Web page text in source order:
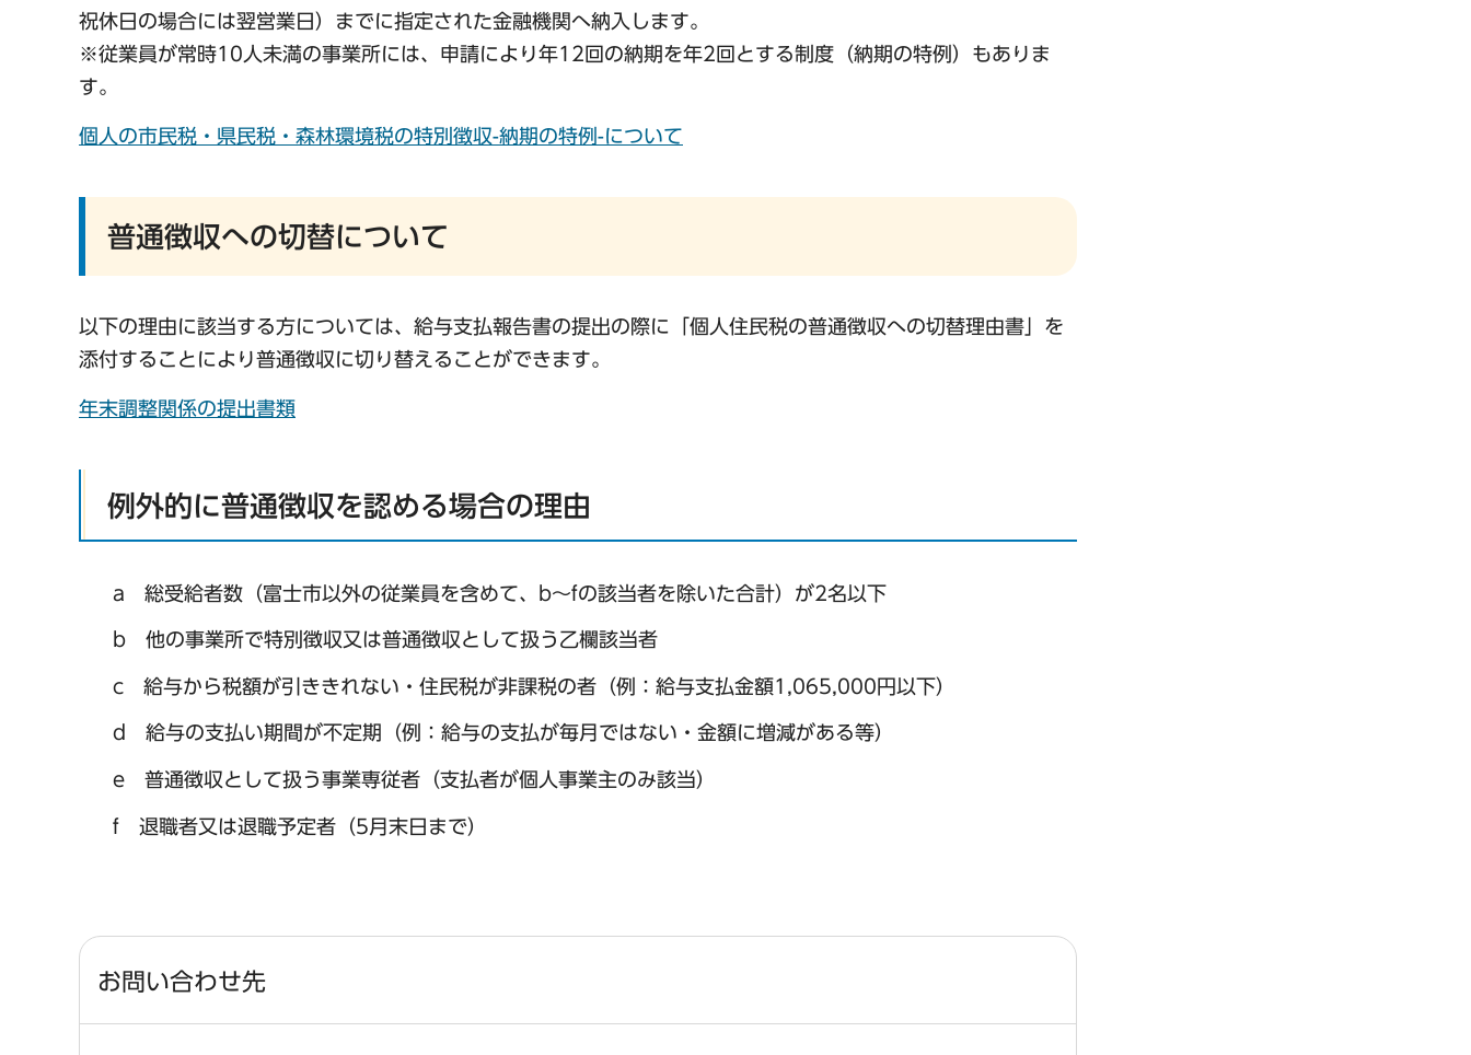
祝休日の場合には翌営業日）までに指定された金融機関へ納入します。
※従業員が常時10人未満の事業所には、申請により年12回の納期を年2回とする制度（納期の特例）もありま
す。
個人の市民税・県民税・森林環境税の特別徴収-納期の特例-について
普通徴収への切替について
以下の理由に該当する方については、給与支払報告書の提出の際に「個人住民税の普通徴収への切替理由書」を
添付することにより普通徴収に切り替えることができます。
年末調整関係の提出書類
例外的に普通徴収を認める場合の理由
a 総受給者数（富士市以外の従業員を含めて、b～fの該当者を除いた合計）が2名以下
b 他の事業所で特別徴収又は普通徴収として扱う乙欄該当者
c 給与から税額が引ききれない・住民税が非課税の者（例：給与支払金額1,065,000円以下）
d 給与の支払い期間が不定期（例：給与の支払が毎月ではない・金額に増減がある等）
e 普通徴収として扱う事業専従者（支払者が個人事業主のみ該当）
f 退職者又は退職予定者（5月末日まで）
お問い合わせ先